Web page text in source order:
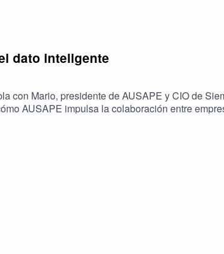
dato inteligente
con Mario, presidente de AUSAPE y CIO de
AUSAPE impulsa la colaboración entre
sobre tendencias como la inteligencia artificial,
cambio.